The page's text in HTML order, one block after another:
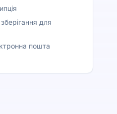
для
пошта